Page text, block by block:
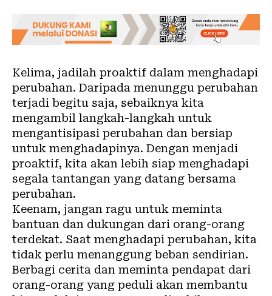
Kelima, jadilah proaktif dalam menghadapi
perubahan. Daripada menunggu perubahan
terjadi begitu saja, sebaiknya kita
mengambil langkah-langkah untuk
mengantisipasi perubahan dan bersiap
untuk menghadapinya. Dengan menjadi
proaktif, kita akan lebih siap menghadapi
segala tantangan yang datang bersama
perubahan.
Keenam, jangan ragu untuk meminta
bantuan dan dukungan dari orang-orang
terdekat. Saat menghadapi perubahan, kita
tidak perlu menanggung beban sendirian.
Berbagi cerita dan meminta pendapat dari
orang-orang yang peduli akan membantu